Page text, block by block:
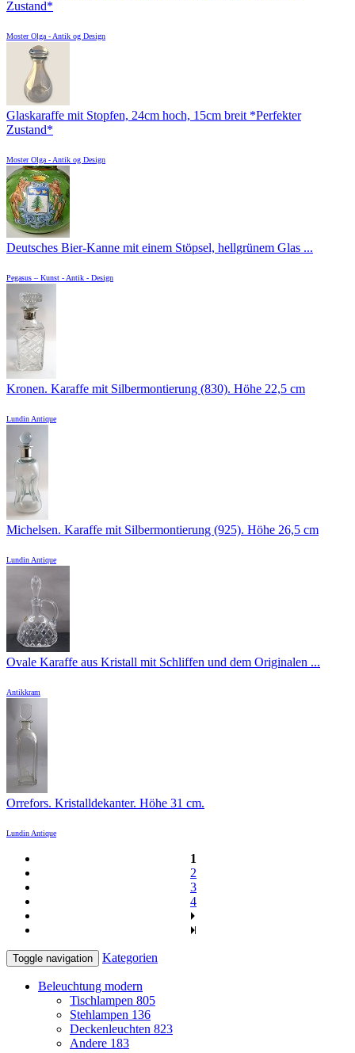
Zustand*
Moster Olga - Antik og Design
Glaskaraffe mit Stopfen, 24cm hoch, 15cm breit *Perfekter
Zustand*
Moster Olga - Antik og Design
Deutsches Bier-Kanne mit einem Stöpsel, hellgrünem Glas ...
Pegasus – Kunst - Antik - Design
Kronen. Karaffe mit Silbermontierung (830). Höhe 22,5 cm
Lundin Antique
Michelsen. Karaffe mit Silbermontierung (925). Höhe 26,5 cm
Lundin Antique
Ovale Karaffe aus Kristall mit Schliffen und dem Originalen ...
Antikkram
Orrefors. Kristalldekanter. Höhe 31 cm.
Lundin Antique
1
2
3
4
Toggle navigation Kategorien
Beleuchtung modern
Tischlampen 805
Stehlampen 136
Deckenleuchten 823
Andere 183